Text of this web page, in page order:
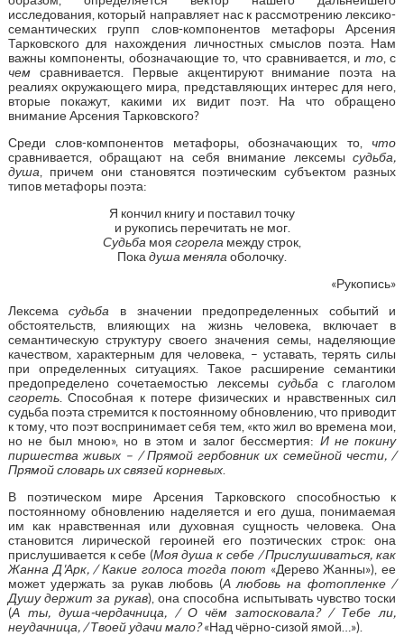
исследования, который направляет нас к рассмотрению лексико-
семантических групп слов-компонентов метафоры Арсения
Тарковского для нахождения личностных смыслов поэта. Нам
важны компоненты, обозначающие то, что сравнивается, и то, с
чемсравнивается. Первые акцентируют внимание поэта на
реалиях окружающего мира, представляющих интерес для него,
вторые покажут, какими их видит поэт. На что обращено
внимание Арсения Тарковского?
Среди слов-компонентов метафоры, обозначающих то, что
сравнивается, обращают на себя внимание лексемысудьба,
душа , причем они становятся поэтическим субъектом разных
типов метафоры поэта:
Я кончил книгу и поставил точку
и рукопись перечитать не мог.
Судьба моя сгорела между строк,
Пока душа меняла оболочку.
«Рукопись»
Лексемасудьба в значении предопределенных событий и
обстоятельств, влияющих на жизнь человека, включает в
семантическую структуру своего значения семы, наделяющие
качеством, характерным для человека, – уставать, терять силы
при определенных ситуациях. Такое расширение семантики
предопределено сочетаемостью лексемы судьба с глаголом
сгореть. Способная к потере физических и нравственных сил
судьба поэта стремится к постоянному обновлению, что приводит
к тому, что поэт воспринимает себя тем, «кто жил во времена мои,
но не был мною», но в этом и залог бессмертия: И не покину
пиршества живых – / Прямой гербовник их семейной чести, /
Прямой словарь их связей корневых.
В поэтическом мире Арсения Тарковского способностью к
постоянному обновлению наделяется и его душа, понимаемая
им как нравственная или духовная сущность человека. Она
становится лирической героиней его поэтических строк: она
прислушивается к себе (Моя душа к себе / Прислушиваться, как
Жанна Д'Арк, / Какие голоса тогда поют «Дерево Жанны»), ее
может удержать за рукав любовь (А любовь на фотопленке /
Душу держит за рукав), она способна испытывать чувство тоски
(А ты, душа-чердачница, / О чём затосковала? / Тебе ли,
неудачница, / Твоей удачи мало?«Над чёрно-сизой ямой…»).